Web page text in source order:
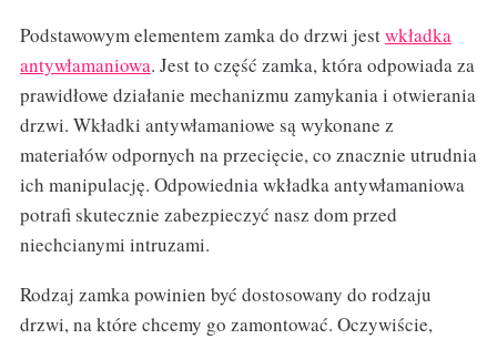
Podstawowym elementem zamka do drzwi jestwkładka
antywłamaniowa. Jest to część zamka, która odpowiada za
prawidłowe działanie mechanizmu zamykania i otwierania
drzwi. Wkładki antywłamaniowe są wykonane z
materiałów odpornych na przecięcie, co znacznie utrudnia
ich manipulację. Odpowiednia wkładka antywłamaniowa
potrafi skutecznie zabezpieczyć nasz dom przed
niechcianymi intruzami.
Rodzaj zamka powinien być dostosowany do rodzaju
drzwi, na które chcemy go zamontować. Oczywiście,